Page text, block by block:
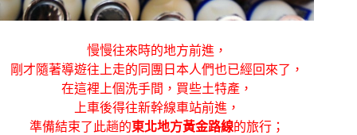
慢慢往來時的地方前進，
剛才隨著導遊往上走的同團日本人們也已經回來了，
在這裡上個洗手間，買些土特產，
上車後得往新幹線車站前進，
準備結束了此趟的東北地方黃金路線的旅行；